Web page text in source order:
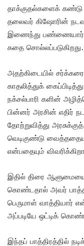
தாக்குதல்களைக் கண்டு
தலைவர் கிஷோரின்
இணைந்து
கதை சொல்லப்படுகிறது.
அதற்கிடையில்
காதலித்துக்
நக்சல்பாரி களின்
பின்னர் அரசின் எதிர்
தோற்றுவித்து
வெடிகுண்டு
என்பதையும்
இதில் திரை ஆளுமையை
கொண்டதால் அவர்
பெருமாள் வாத்தியார்
அப்படியே ஒட்டிக்
இந்தப் பாத்திரத்தில்